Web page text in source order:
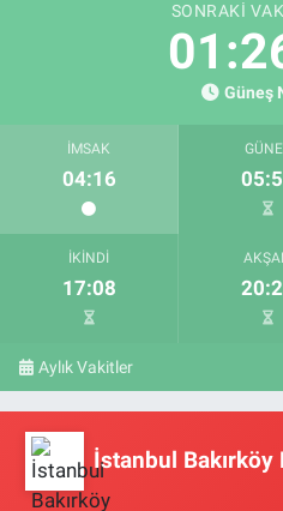
SONRAKI
Güneş
İMSAK
04:16
İKINDI
17:08
Aylık Vakitler
İstanbul